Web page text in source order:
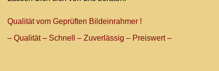
Qualität vom Geprüften Bildeinrahmer !
– Qualität – Schnell – Zuverlässig – Preiswert –